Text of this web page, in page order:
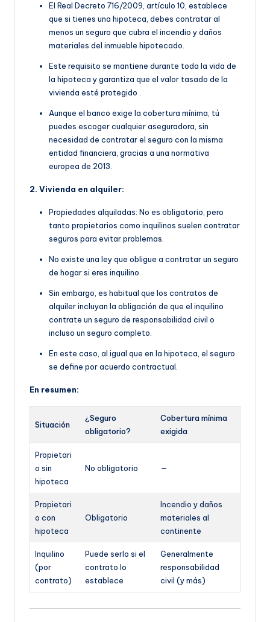
El Real Decreto 716/2009, artículo 10, establece
que si tienes una hipoteca, debes contratar al
menos un seguro que cubra el incendio y daños
materiales del inmueble hipotecado.
Este requisito se mantiene durante toda la vida de
la hipoteca y garantiza que el valor tasado de la
vivienda esté protegido .
Aunque el banco exige la cobertura mínima, tú
puedes escoger cualquier aseguradora, sin
necesidad de contratar el seguro con la misma
entidad financiera, gracias a una normativa
europea de 2013.
2. Vivienda en alquiler:
Propiedades alquiladas: No es obligatorio, pero
tanto propietarios como inquilinos suelen contratar
seguros para evitar problemas.
No existe una ley que obligue a contratar un seguro
de hogar si eres inquilino.
Sin embargo, es habitual que los contratos de
alquiler incluyan la obligación de que el inquilino
contrate un seguro de responsabilidad civil o
incluso un seguro completo.
En este caso, al igual que en la hipoteca, el seguro
se define por acuerdo contractual.
En resumen:
Situación
¿Seguro
obligatorio?
Cobertura mínima
exigida
Propietari
o sin
hipoteca
No obligatorio —
Propietari
o con
hipoteca
Obligatorio
Incendio y daños
materiales al
continente
Inquilino
(por
contrato)
Puede serlo si el
contrato lo
establece
Generalmente
responsabilidad
civil (y más)